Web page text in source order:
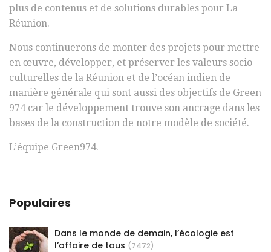
plus de contenus et de solutions durables pour La
Réunion.
Nous continuerons de monter des projets pour mettre
en œuvre, développer, et préserver les valeurs socio
culturelles de la Réunion et de l’océan indien de
manière générale qui sont aussi des objectifs de Green
974 car le développement trouve son ancrage dans les
bases de la construction de notre modèle de société.
L’équipe Green974.
Populaires
Dans le monde de demain, l’écologie est
l’affaire de tous (7472)